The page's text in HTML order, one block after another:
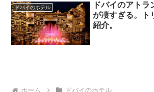
ドバイのホテル
ドバイのアト
が凄すぎる。ト
紹介。
ホーム ドバイのホテル